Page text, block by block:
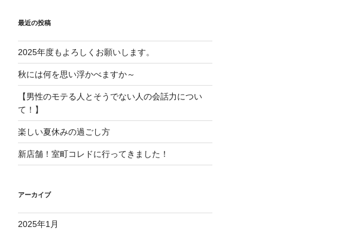
最近の投稿
2025年度もよろしくお願いします。
秋には何を思い浮かべますか～
【男性のモテる人とそうでない人の会話力につい
て！】
楽しい夏休みの過ごし方
新店舗！室町コレドに行ってきました！
アーカイブ
2025年1月